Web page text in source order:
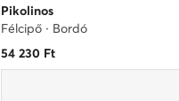
Pikolinos
Félcipő · Bordó
54 230Ft